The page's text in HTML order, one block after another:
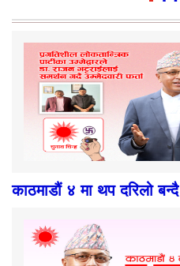
काठमाडौं ४ मा थप दरिलो